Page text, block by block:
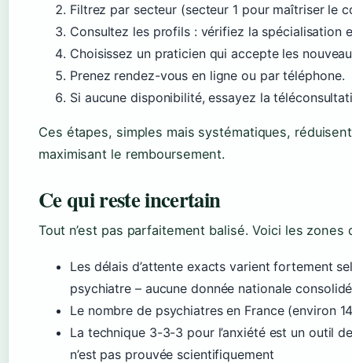
Filtrez par secteur (secteur 1 pour maîtriser le
Consultez les profils : vérifiez la spécialisation
Choisissez un praticien qui accepte les
Prenez rendez-vous en ligne ou par téléphone.
Si aucune disponibilité, essayez la
Ces étapes, simples mais systématiques,
maximisant le remboursement.
Ce qui reste incertain
Tout n’est pas parfaitement balisé. Voici les zones
Les délais d’attente exacts varient fortement
psychiatre – aucune donnée nationale
Le nombre de psychiatres en France (environ
La technique 3-3-3 pour l’anxiété est un outil
n’est pas prouvée scientifiquement